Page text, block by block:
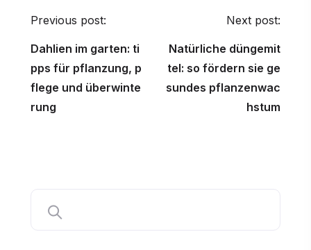
o
s
t
n
a
Previous post:
Dahlien im garten: ti
pps für pflanzung, p
flege und überwinte
rung
Next post:
Natürliche düngemit
tel: so fördern sie ge
sundes pflanzenwac
hstum